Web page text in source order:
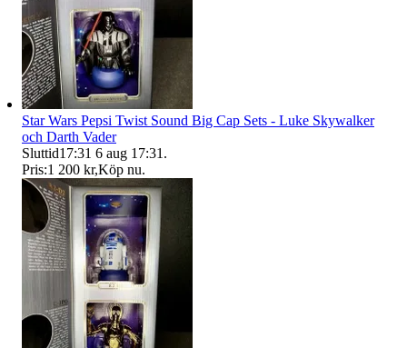
Star Wars Pepsi Twist Sound Big Cap Sets - Luke Skywalker
och Darth Vader
Sluttid17:31 6 aug 17:31 .
Pris:1 200 kr,Köp nu.